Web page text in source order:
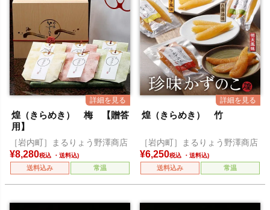
煌（きらめき） 梅 【贈答
用】
［岩内町］まるりょう野澤商店
¥8,280税込
送料込み 常温
煌（きらめき） 竹
［岩内町］まるりょう野澤商店
¥6,250税込
送料込み 常温